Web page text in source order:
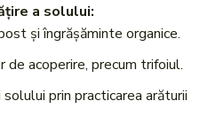
a solului:
și îngrășăminte organice.
acoperire, precum trifoiul.
prin practicarea arăturii